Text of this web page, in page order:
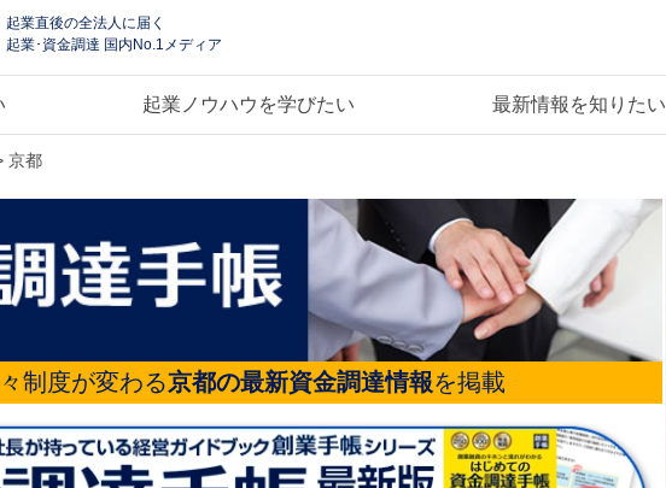
起業直後の全法人に届く
起業･資金調達 国内No.1メディア
起業ノウハウを学びたい 最新情報を知りたい
京都
制度が変わる京都の最新資金調達情報を掲載